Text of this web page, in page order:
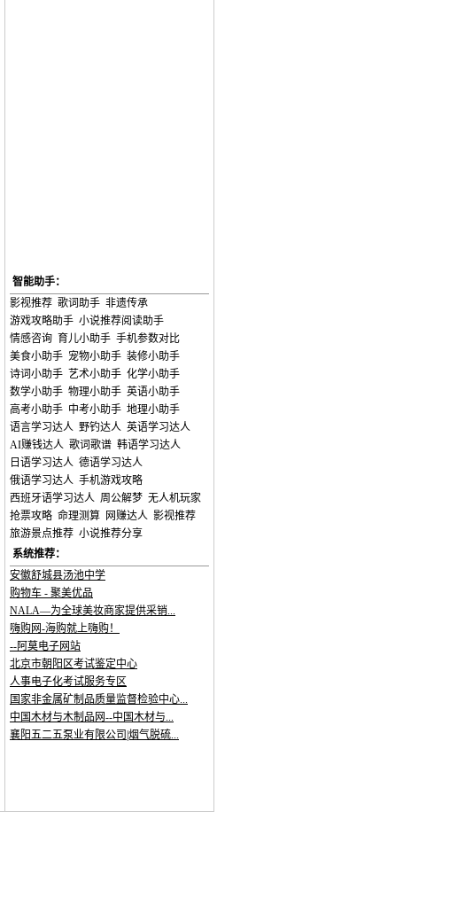
智能助手：
影视推荐 歌词助手 非遗传承
游戏攻略助手 小说推荐阅读助手
情感咨询 育儿小助手 手机参数对比
美食小助手 宠物小助手 装修小助手
诗词小助手 艺术小助手 化学小助手
数学小助手 物理小助手 英语小助手
高考小助手 中考小助手 地理小助手
语言学习达人 野钓达人 英语学习达人
AI赚钱达人 歌词歌谱 韩语学习达人
日语学习达人 德语学习达人
俄语学习达人 手机游戏攻略
西班牙语学习达人 周公解梦 无人机玩家
抢票攻略 命理测算 网赚达人 影视推荐
旅游景点推荐 小说推荐分享
系统推荐：
安徽舒城县汤池中学
购物车 - 聚美优品
NALA—为全球美妆商家提供采销...
嗨购网-海购就上嗨购！
--阿莫电子网站
北京市朝阳区考试鉴定中心
人事电子化考试服务专区
国家非金属矿制品质量监督检验中心...
中国木材与木制品网--中国木材与...
襄阳五二五泵业有限公司|烟气脱硫...